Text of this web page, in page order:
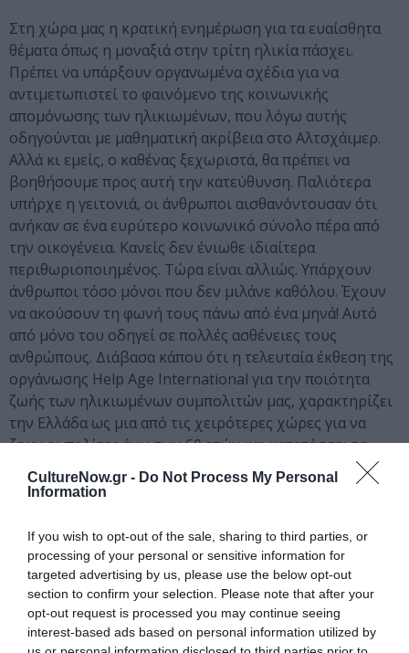
CultureNow.gr - Do Not Process My Personal
Information
If you wish to opt-out of the sale, sharing to third parties, or
processing of your personal or sensitive information for
targeted advertising by us, please use the below opt-out
section to confirm your selection. Please note that after your
opt-out request is processed you may continue seeing
interest-based ads based on personal information utilized by
Στη χώρα μας η κρατική ενημέρωση για τα ευαίσθητα
θέματα όπως η μοναξιά στην τρίτη ηλικία πάσχει.
Πρέπει να υπάρξουν οργανωμένα σχέδια για να
αντιμετωπιστεί το φαινόμενο της κοινωνικής
απομόνωσης των ηλικιωμένων, που λόγω αυτής
οδηγούνται με μαθηματική ακρίβεια στο Αλτσχάιμερ.
Αλλά κι εμείς, ο καθένας ξεχωριστά, θα πρέπει να
βοηθήσουμε προς αυτή την κατεύθυνση. Παλιότερα
υπήρχε η γειτονιά, οι άνθρωποι αισθανόντουσαν ότι
ανήκαν σε ένα ευρύτερο κοινωνικό σύνολο πέρα από
την οικογένεια. Κανείς δεν ένιωθε ιδιαίτερα
περιθωριοποιημένος. Τώρα είναι αλλιώς. Υπάρχουν
άνθρωποι τόσο μόνοι που δεν μιλάνε καθόλου. Έχουν
να ακούσουν τη φωνή τους πάνω από ένα μηνά! Αυτό
από μόνο του οδηγεί σε πολλές ασθένειες τους
ανθρώπους. Διάβασα κάπου ότι η τελευταία έκθεση της
οργάνωσης Help Age International για την ποιότητα
ζωής των ηλικιωμένων συμπολιτών μας, χαρακτηρίζει
την Ελλάδα ως μια από τις χειρότερες χώρες για να
ζουν οι πολίτες άνω των 60 ετών και κατατάσσει τη
χώρα στην 79η θέση μεταξύ 96 χωρών όσον αφορά την
κοινωνικό- οικονομική ευημερία! Τραγικό!
– Ο κύκλος της ζωής και η ρουτίνα της
καθημερινότητας οδηγούν συχνά την τρίτη ηλικία
στη μοναξιά. Βλέπετε τη φαντασία και τη
δημιουργικότητα ως ένα μέσο διαφυγής;
Η φαντασία και η δημιουργικότητα βοηθούν πολύ τους